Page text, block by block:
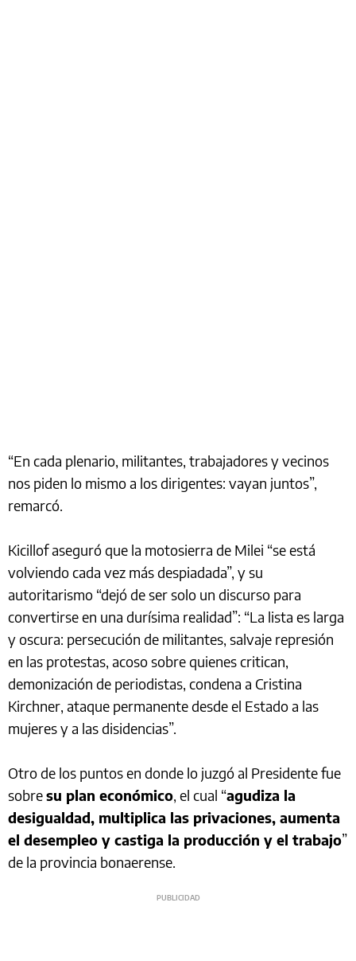
“En cada plenario, militantes, trabajadores y vecinos
nos piden lo mismo a los dirigentes: vayan juntos”,
remarcó.
Kicillof aseguró que la motosierra de Milei “se está
volviendo cada vez más despiadada”, y su
autoritarismo “dejó de ser solo un discurso para
convertirse en una durísima realidad”: “La lista es larga
y oscura: persecución de militantes, salvaje represión
en las protestas, acoso sobre quienes critican,
demonización de periodistas, condena a Cristina
Kirchner, ataque permanente desde el Estado a las
mujeres y a las disidencias”.
Otro de los puntos en donde lo juzgó al Presidente fue
sobresu plan económico, el cual “agudiza la
desigualdad, multiplica las privaciones, aumenta
el desempleo y castiga la producción y el trabajo”
de la provincia bonaerense.